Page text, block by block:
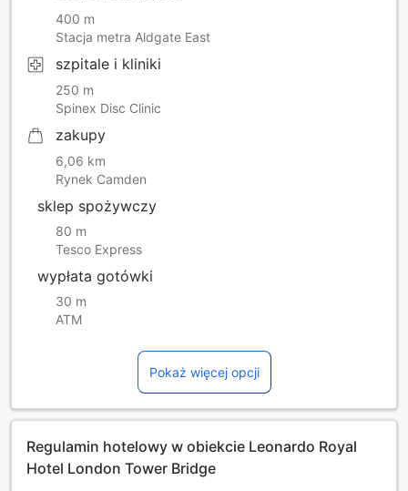
400 m
Stacja metra Aldgate East
szpitale i kliniki
250 m
Spinex Disc Clinic
zakupy
6,06 km
Rynek Camden
sklep spożywczy
80 m
Tesco Express
wypłata gotówki
30 m
ATM
Pokaż więcej opcji
Regulamin hotelowy w obiekcie Leonardo Royal
Hotel London Tower Bridge